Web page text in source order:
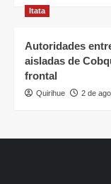
Itata
Autoridades
aisladas de
frontal
Quirihue 2 de